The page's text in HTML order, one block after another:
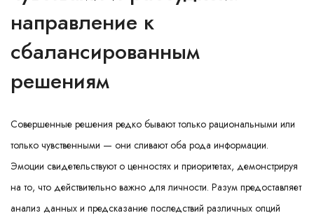
направление к
сбалансированным
решениям
Совершенные решения редко бывают только рациональными или
только чувственными — они сливают оба рода информации.
Эмоции свидетельствуют о ценностях и приоритетах, демонстрируя
на то, что действительно важно для личности. Разум предоставляет
анализ данных и предсказание последствий различных опций